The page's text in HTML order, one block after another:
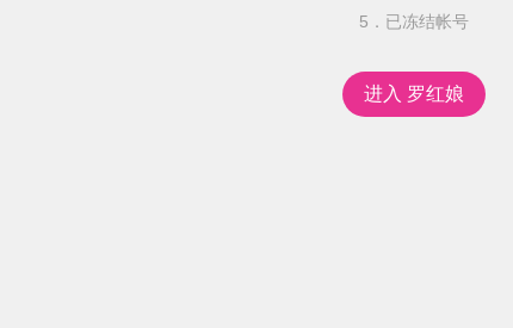
5．已冻结帐号
进入 罗红娘